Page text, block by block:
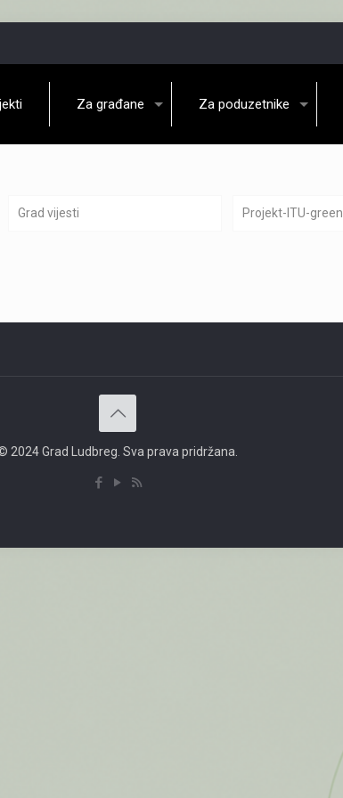
Za građane Za poduzetnike
Grad vijesti Projekt-ITU-green
2024 Grad Ludbreg. Sva prava pridržana.